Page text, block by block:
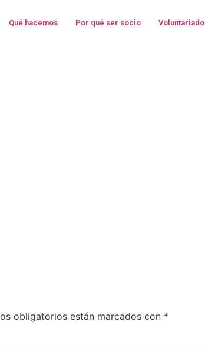
Qué hacemos Por qué ser socio Voluntariado
obligatorios están marcados con *